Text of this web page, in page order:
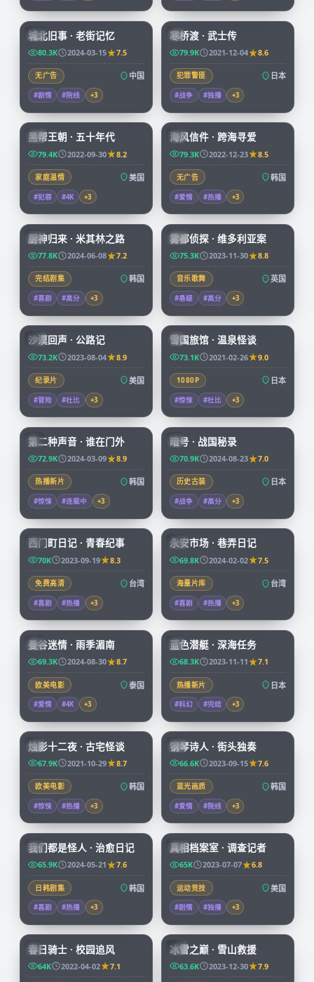
CN
99:17
城北旧事 · 老街记忆
80.3K 2024-03-15 7.5
无广告 中国
#剧情 #院线 +3
JP
99:29
寒桥渡 · 武士传
79.9K 2021-12-04 8.6
犯罪警匪 日本
#战争 #独播 +3
CN
黑帮王朝 · 五十年代
79.4K 2022-09-30 8.2
家庭温情 美国
#犯罪 #4K +3
KR
海风信件 · 跨海寻爱
79.3K 2022-12-23 8.5
无广告 韩国
#爱情 #热播 +3
KR
58:31
厨神归来 · 米其林之路
77.8K 2024-06-08 7.2
完结剧集 韩国
#喜剧 #高分 +3
CN
68:22
雾都侦探 · 维多利亚案
75.3K 2023-11-30 8.8
音乐歌舞 英国
#悬疑 #高分 +3
CN
沙漠回声 · 公路记
73.2K 2023-08-04 8.9
纪录片 美国
#冒险 #杜比 +3
JP
雪国旅馆 · 温泉怪谈
73.1K 2021-02-26 9.0
1080P 日本
#惊悚 #杜比 +3
KR
72:34
第二种声音 · 谁在门外
72.9K 2024-03-09 8.9
热播新片 韩国
#惊悚 #连载中 +3
JP
99:04
暗号 · 战国秘录
70.9K 2024-08-23 7.0
历史古装 日本
#战争 #高分 +3
TW
西门町日记 · 青春纪事
70K 2023-09-19 8.3
免费高清 台湾
#喜剧 #热播 +3
TW
永安市场 · 巷弄日记
69.8K 2024-02-02 7.5
海量片库 台湾
#喜剧 #热播 +3
CN
99:03
曼谷迷情 · 雨季湄南
69.3K 2024-08-30 8.7
欧美电影 泰国
#爱情 #4K +3
JP
45:53
蓝色潜艇 · 深海任务
68.3K 2023-11-11 7.1
热播新片 日本
#科幻 #完结 +3
KR
烛影十二夜 · 古宅怪谈
67.9K 2021-10-29 8.7
欧美电影 韩国
#惊悚 #热播 +3
KR
钢琴诗人 · 街头独奏
66.6K 2023-09-15 7.6
蓝光画质 韩国
#爱情 #院线 +3
KR
66:08
我们都是怪人 · 治愈日记
65.9K 2024-05-21 7.6
日韩剧集 韩国
#喜剧 #热播 +3
CN
50:05
真相档案室 · 调查记者
65K 2023-07-07 6.8
运动竞技 美国
#剧情 #独播 +3
JP
73:38
春日骑士 · 校园追风
64K 2022-04-02 7.1
CN
冰雪之巅 · 雪山救援
63.6K 2023-12-30 7.9